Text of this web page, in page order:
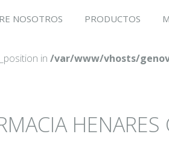
NOSOTROS PRODUCTOS
in /var/www/vhosts/
HENARES